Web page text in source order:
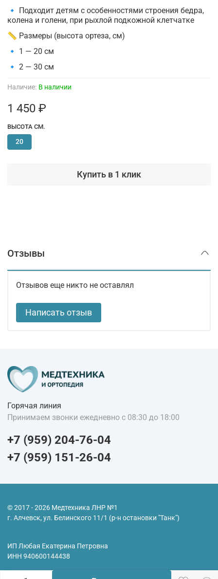
Наличие: В наличии
1 450 ₽
Купить в 1 клик
ВЫСОТА СМ.
20
🔹 Подходит детям с особенностями строения бедра,
колена и голени, при рыхлой подкожной клетчатке
📏 Размеры (высота ортеза, см)
🔹 1 — 20 см
🔹 2 — 30 см
Отзывы
Отзывов еще никто не оставлял
Написать отзыв
Горячая линия
Принимаем звонки ежедневно с 08:30 до 18:00
+7 (959) 204-76-04
+7 (959) 151-26-04
© 2017 - 2026 Медтехника ЛНР №1
г. Алчевск, ул. Белинского 11/1 (р-н остановки "Танк")
ИП Любая Екатерина Петровна
ИНН 940600144438